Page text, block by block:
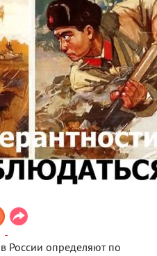
России определяют по